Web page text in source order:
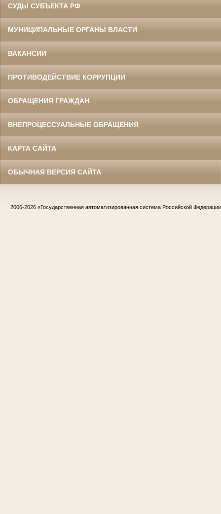
СУДЫ СУБЪЕКТА РФ
МУНИЦИПАЛЬНЫЕ ОРГАНЫ ВЛАСТИ
ВАКАНСИИ
ПРОТИВОДЕЙСТВИЕ КОРРУПЦИИ
ОБРАЩЕНИЯ ГРАЖДАН
ВНЕПРОЦЕССУАЛЬНЫЕ ОБРАЩЕНИЯ
КАРТА САЙТА
ОБЫЧНАЯ ВЕРСИЯ САЙТА
2006-2026 «Государственная автоматизированная система Российской